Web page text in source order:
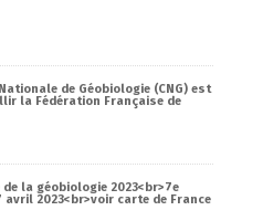
de Géobiologie (CNG) est
la Fédération Française de
la géobiologie 2023<br>7e
avril 2023<br>voir carte de France